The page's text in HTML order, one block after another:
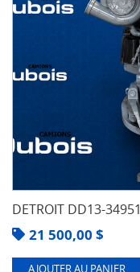
DETROIT DD13-34951
21 500,00 $
AJOUTER AU PANIER